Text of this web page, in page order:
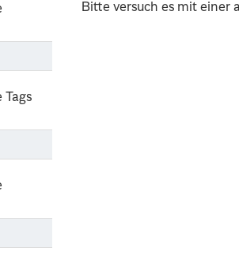
Tags
Bitte versuch es mit einer